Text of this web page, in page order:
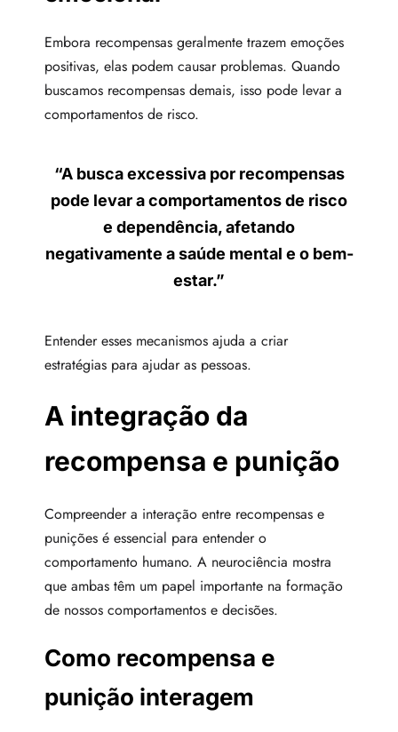
Embora recompensas geralmente trazem emoções
positivas, elas podem causar problemas. Quando
buscamos recompensas demais, isso pode levar a
comportamentos de risco.
“A busca excessiva por recompensas
pode levar a comportamentos de risco
e dependência, afetando
negativamente a saúde mental e o bem-
estar.”
Entender esses mecanismos ajuda a criar
estratégias para ajudar as pessoas.
A integração da
recompensa e punição
Compreender a interação entre recompensas e
punições é essencial para entender o
comportamento humano. A neurociência mostra
que ambas têm um papel importante na formação
de nossos comportamentos e decisões.
Como recompensa e
punição interagem